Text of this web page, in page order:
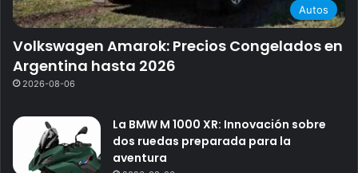
Autos
Volkswagen Amarok: Precios Congelados en
Argentina hasta 2026
2026-08-06
La BMW M 1000 XR: Innovación sobre
dos ruedas preparada para la
aventura